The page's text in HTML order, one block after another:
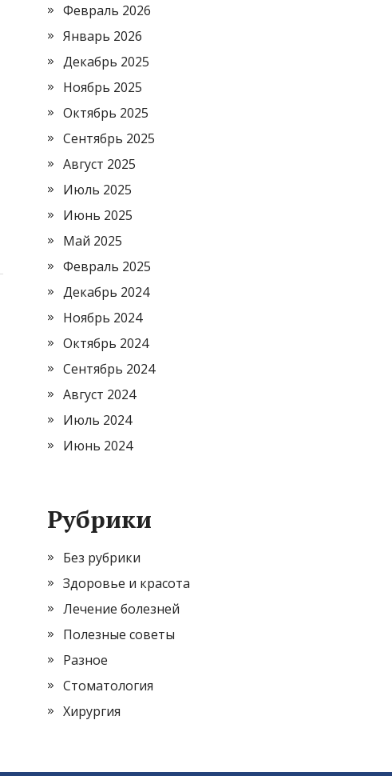
Февраль 2026
Январь 2026
Декабрь 2025
Ноябрь 2025
Октябрь 2025
Сентябрь 2025
Август 2025
Июль 2025
Июнь 2025
Май 2025
Февраль 2025
Декабрь 2024
Ноябрь 2024
Октябрь 2024
Сентябрь 2024
Август 2024
Июль 2024
Июнь 2024
Рубрики
Без рубрики
Здоровье и красота
Лечение болезней
Полезные советы
Разное
Стоматология
Хирургия